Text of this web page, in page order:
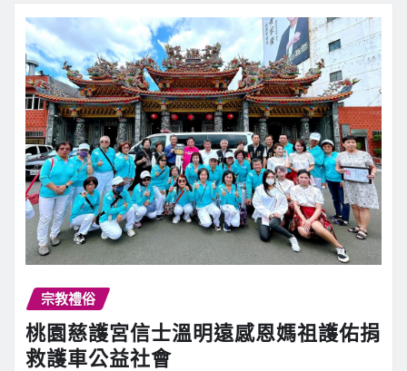
宗教禮俗
桃園慈護宮信士溫明遠感恩媽祖護佑捐
救護車公益社會